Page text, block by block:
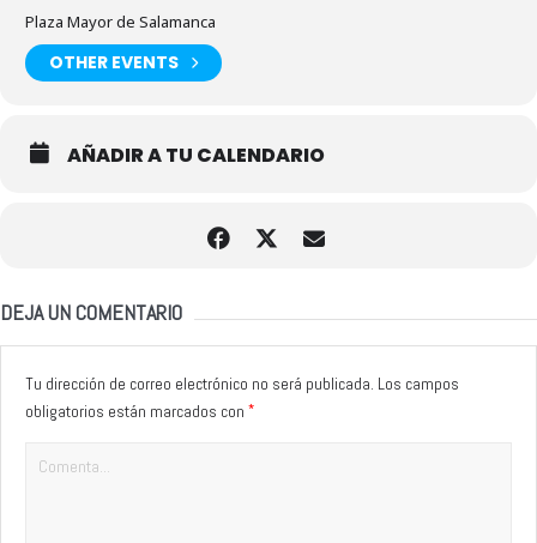
Plaza Mayor de Salamanca
OTHER EVENTS
AÑADIR A TU CALENDARIO
DEJA UN COMENTARIO
Tu dirección de correo electrónico no será publicada. Los campos
obligatorios están marcados con *